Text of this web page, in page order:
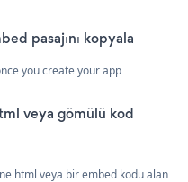
pasajını kopyala
you create your app
veya gömülü kod
html veya bir embed kodu alan